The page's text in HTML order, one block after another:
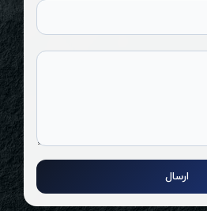
ارسال